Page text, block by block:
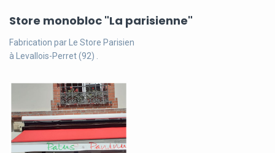
Store monobloc "La parisienne"
Fabrication par Le Store Parisien
à Levallois-Perret (92) .